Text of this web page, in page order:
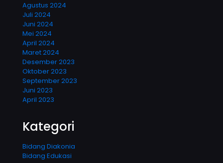
Agustus 2024
Juli 2024
Juni 2024
Mei 2024
April 2024
Maret 2024
Desember 2023
Oktober 2023
September 2023
Juni 2023
April 2023
Kategori
Bidang Diakonia
Bidang Edukasi